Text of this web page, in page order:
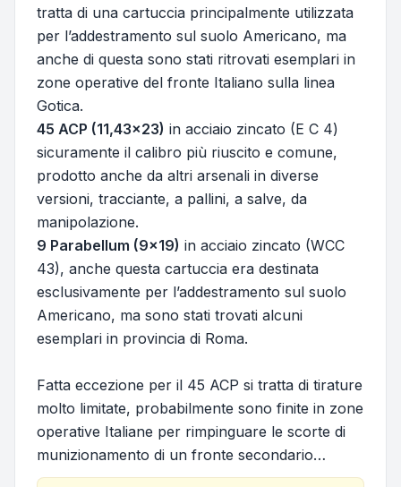
tratta di una cartuccia principalmente utilizzata
per l’addestramento sul suolo Americano, ma
anche di questa sono stati ritrovati esemplari in
zone operative del fronte Italiano sulla linea
Gotica.
45 ACP (11,43x23) in acciaio zincato (E C 4)
sicuramente il calibro più riuscito e comune,
prodotto anche da altri arsenali in diverse
versioni, tracciante, a pallini, a salve, da
manipolazione.
9 Parabellum (9x19) in acciaio zincato (WCC
43), anche questa cartuccia era destinata
esclusivamente per l’addestramento sul suolo
Americano, ma sono stati trovati alcuni
esemplari in provincia di Roma.
Fatta eccezione per il 45 ACP si tratta di tirature
molto limitate, probabilmente sono finite in zone
operative Italiane per rimpinguare le scorte di
munizionamento di un fronte secondario…